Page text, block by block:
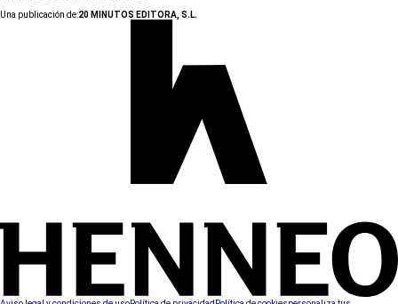
Una publicación de:20 MINUTOS EDITORA, S.L.